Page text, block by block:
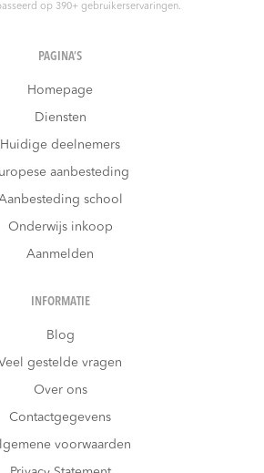
op 390+ gebruikerservaringen.
PAGINA’S
Homepage
Diensten
Huidige deelnemers
aanbesteding
school
Onderwijs inkoop
Aanmelden
INFORMATIE
Blog
gestelde vragen
Over ons
Contactgegevens
voorwaarden